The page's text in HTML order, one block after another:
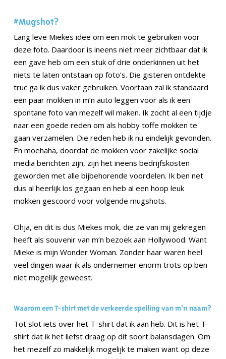
#Mugshot?
Lang leve Miekes idee om een mok te gebruiken voor
deze foto. Daardoor is ineens niet meer zichtbaar dat ik
een gave heb om een stuk of drie onderkinnen uit het
niets te laten ontstaan op foto’s. Die gisteren ontdekte
truc ga ik dus vaker gebruiken. Voortaan zal ik standaard
een paar mokken in m’n auto leggen voor als ik een
spontane foto van mezelf wil maken. Ik zocht al een tijdje
naar een goede reden om als hobby toffe mokken te
gaan verzamelen. Die reden heb ik nu eindelijk gevonden.
En moehaha, doordat de mokken voor zakelijke social
media berichten zijn, zijn het ineens bedrijfskosten
geworden met alle bijbehorende voordelen. Ik ben net
dus al heerlijk los gegaan en heb al een hoop leuk
mokken gescoord voor volgende mugshots.
Ohja, en dit is dus Miekes mok, die ze van mij gekregen
heeft als souvenir van m’n bezoek aan Hollywood. Want
Mieke is mijn Wonder Woman. Zonder haar waren heel
veel dingen waar ik als ondernemer enorm trots op ben
niet mogelijk geweest.
Waarom een T-shirt met de verkeerde spelling van m’n naam?
Tot slot iets over het T-shirt dat ik aan heb. Dit is het T-
shirt dat ik het liefst draag op dit soort balansdagen. Om
het mezelf zo makkelijk mogelijk te maken want op deze